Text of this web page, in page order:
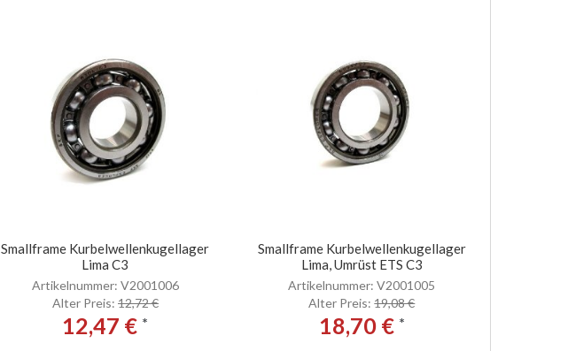
Smallframe Kurbelwellenkugellager
Lima C3
Artikelnummer: V2001006
Alter Preis: 12,72 €
12,47 € *
Smallframe Kurbelwellenkugellager
Lima, Umrüst ETS C3
Artikelnummer: V2001005
Alter Preis:19,08 €
18,70 € *